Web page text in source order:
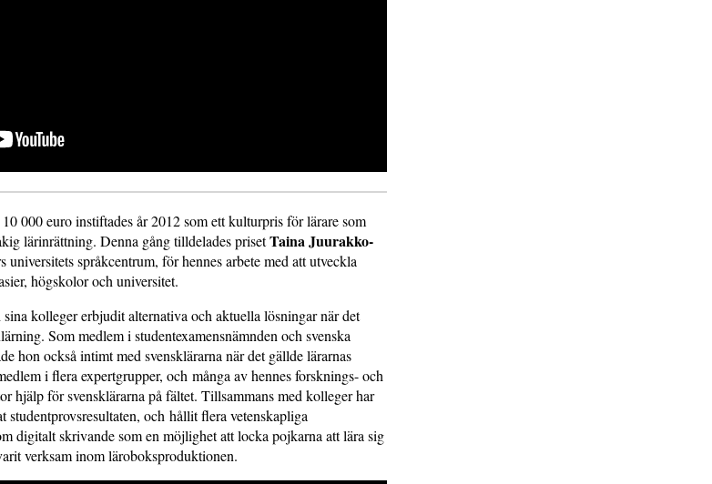
000 euro instiftades år 2012 som ett kulturpris för lärare som
lärinrättning. Denna gång tilldelades prisetTaina Juurakko-
universitets språkcentrum, för hennes arbete med att utveckla
högskolor och universitet.
kolleger erbjudit alternativa och aktuella lösningar när det
Som medlem i studentexamensnämnden och svenska
hon också intimt med svensklärarna när det gällde lärarnas
i flera expertgrupper, och många av hennes forsknings- och
hjälp för svensklärarna på fältet. Tillsammans med kolleger har
studentprovsresultaten, och hållit flera vetenskapliga
digitalt skrivande som en möjlighet att locka pojkarna att lära sig
verksam inom läroboksproduktionen.